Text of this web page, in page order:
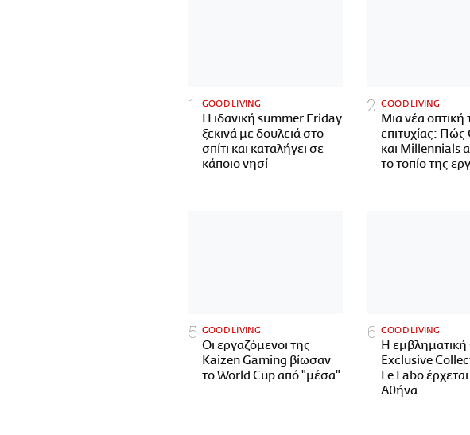
GOOD LIVING
Η ιδανική summer Friday
ξεκινά με δουλειά στο
σπίτι και καταλήγει σε
κάποιο νησί
GOOD LIVING
Μια νέα οπτική
επιτυχίας: Πώς
και Millennials
το τοπίο της
GOOD LIVING
Οι εργαζόμενοι της
Kaizen Gaming βίωσαν
το World Cup από "μέσα"
GOOD LIVING
Η εμβληματική
Exclusive
Le Labo
Αθήνα